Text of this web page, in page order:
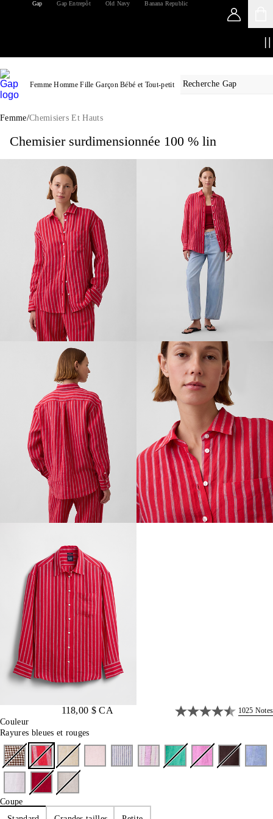
Gap Gap Entrepôt Old Navy Banana Republic
Femme Homme Fille Garçon Bébé et Tout-petit
Femme/Chemisiers Et Hauts
Chemisier surdimensionnée 100 % lin
118,00 $ CA 1025 Notes
Couleur
Rayures bleues et rouges
Coupe